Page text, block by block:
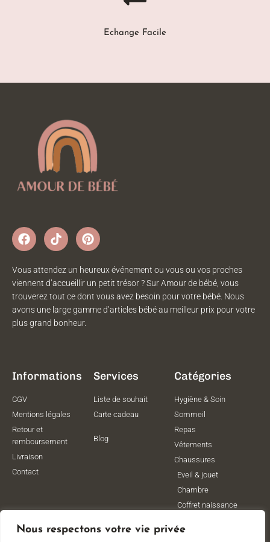
Nous respectons votre vie privée
Echange Facile
Vous attendez un heureux événement ou vous ou vos proches
viennent d’accueillir un petit trésor ? Sur Amour de bébé, vous
trouverez tout ce dont vous avez besoin pour votre bébé. Nous
avons une large gamme d’articles bébé au meilleur prix pour votre
plus grand bonheur.
Informations
CGV
Mentions légales
Retour et
remboursement
Livraison
Contact
Services
Liste de souhait
Carte cadeau
Blog
Catégories
Hygiène & Soin
Sommeil
Repas
Vêtements
Chaussures
Eveil & jouet
Chambre
Coffret naissance
Vêtements de